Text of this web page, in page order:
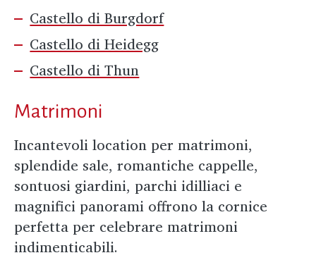
Castello di Burgdorf
Castello di Heidegg
Castello di Thun
Matrimoni
Incantevoli location per matrimoni,
splendide sale, romantiche cappelle,
sontuosi giardini, parchi idilliaci e
magnifici panorami offrono la cornice
perfetta per celebrare matrimoni
indimenticabili.